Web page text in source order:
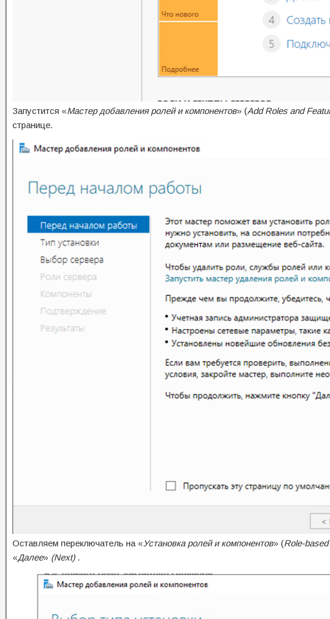
Запустится «Мастер добавления ролей и компонентов» (Add Roles and
странице.
Оставляем переключатель на «Установка ролей и компонентов» (Role-
«Далее» (Next) .